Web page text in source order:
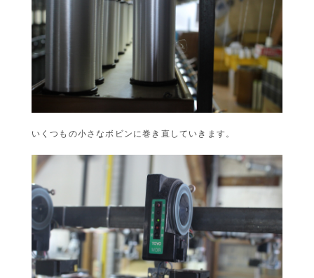
いくつもの小さなボビンに巻き直していきます。